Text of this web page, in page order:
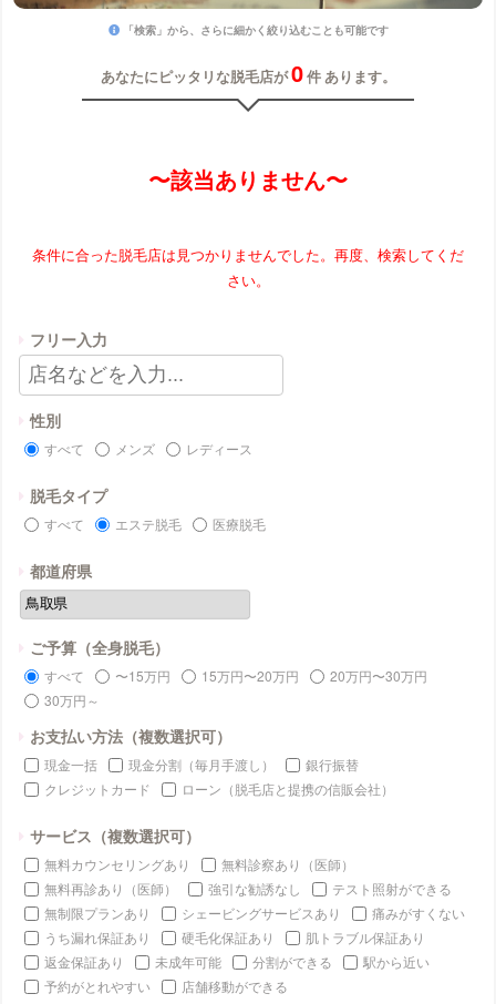
「検索」から、さらに細かく絞り込むことも可能です
あなたにピッタリな脱毛店が0件 あります。
〜該当ありません〜
条件に合った脱毛店は見つかりませんでした。再度、検索してくだ
さい。
フリー入力
性別
すべて メンズ レディース
脱毛タイプ
すべて エステ脱毛 医療脱毛
都道府県
ご予算（全身脱毛）
すべて 〜15万円 15万円〜20万円
20万円〜30万円
30万円～
お支払い方法（複数選択可）
現金一括 現金分割（毎月手渡し）
銀行振替
クレジットカード
ローン（脱毛店と提携の信販会社）
サービス（複数選択可）
無料カウンセリングあり
無料診察あり（医師）
無料再診あり（医師）
強引な勧誘なし
テスト照射ができる
無制限プランあり
シェービングサービスあり
痛みがすくない
うち漏れ保証あり
硬毛化保証あり
肌トラブル保証あり
返金保証あり
未成年可能 分割ができる
駅から近い
予約がとれやすい
店舗移動ができる